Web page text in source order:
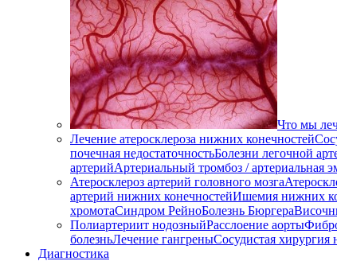
Что мы
Лечение атеросклероза нижних конечностей
почечная недостаточностьБолезни легочной
артерийАртериальный тромбоз / артериальная
Атеросклероз артерий головного мозга
артерий нижних конечностейИшемия нижних
хромотаСиндром РейноБолезнь Бюргера
Полиартериит нодозныйРасслоение аорты
болезньЛечение гангреныСосудистая
Диагностика